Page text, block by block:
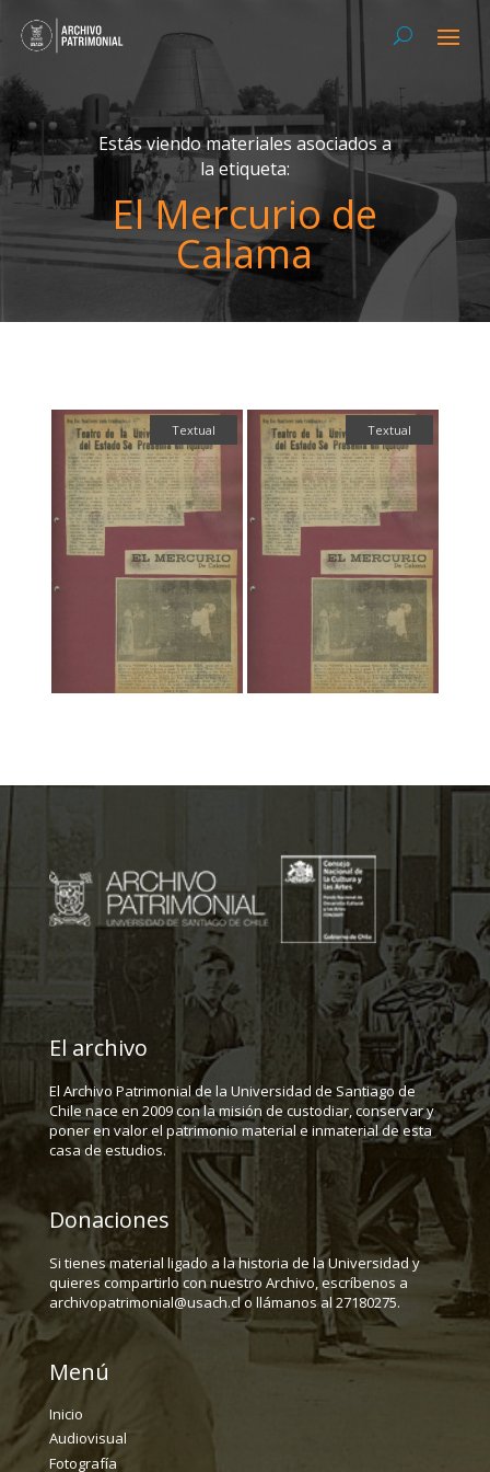
Estás viendo materiales asociados a
la etiqueta:
El Mercurio de
Calama
Textual Textual
El archivo
El Archivo Patrimonial de la Universidad de Santiago de
Chile nace en 2009 con la misión de custodiar, conservar y
poner en valor el patrimonio material e inmaterial de esta
casa de estudios.
Donaciones
Si tienes material ligado a la historia de la Universidad y
quieres compartirlo con nuestro Archivo, escríbenos a
archivopatrimonial@usach.cl o llámanos al 27180275.
Menú
Inicio
Audiovisual
Fotografía